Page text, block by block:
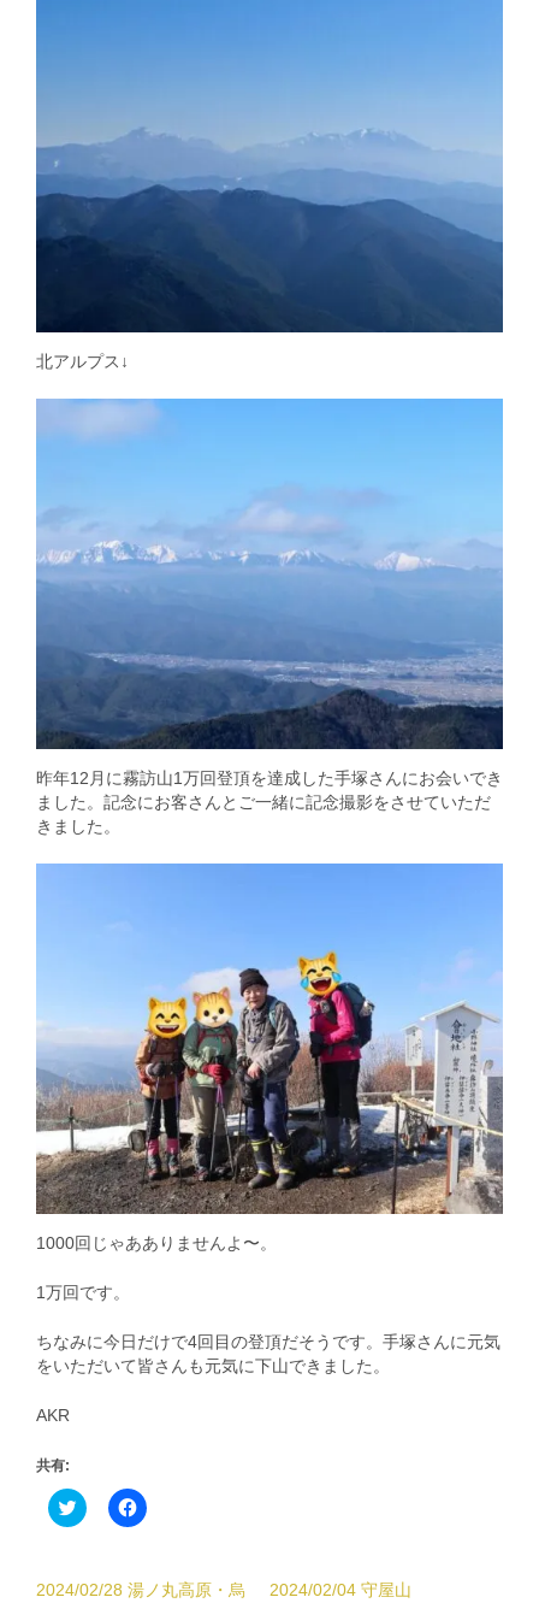
北アルプス↓
昨年12月に霧訪山1万回登頂を達成した手塚さんにお会いでき
ました。記念にお客さんとご一緒に記念撮影をさせていただ
きました。
1000回じゃあありませんよ〜。
1万回です。
ちなみに今日だけで4回目の登頂だそうです。手塚さんに元気
をいただいて皆さんも元気に下山できました。
AKR
共有:
ク
リ
て
Twitter
Facebook
で
る
に
2024/02/28 湯ノ丸高原・烏 2024/02/04 守屋山